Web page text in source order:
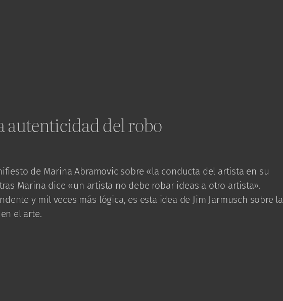
autenticidad del robo
de Marina Abramovic sobre «la conducta del artista en su
Marina dice «un artista no debe robar ideas a otro artista».
y mil veces más lógica, es esta idea de Jim Jarmusch sobre la
el arte.